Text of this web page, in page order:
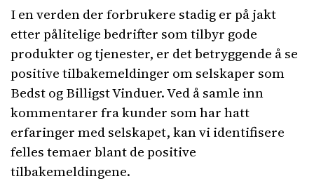
I en verden der forbrukere stadig er på jakt
etter pålitelige bedrifter som tilbyr gode
produkter og tjenester, er det betryggende å se
positive tilbakemeldinger om selskaper som
Bedst og Billigst Vinduer. Ved å samle inn
kommentarer fra kunder som har hatt
erfaringer med selskapet, kan vi identifisere
felles temaer blant de positive
tilbakemeldingene.